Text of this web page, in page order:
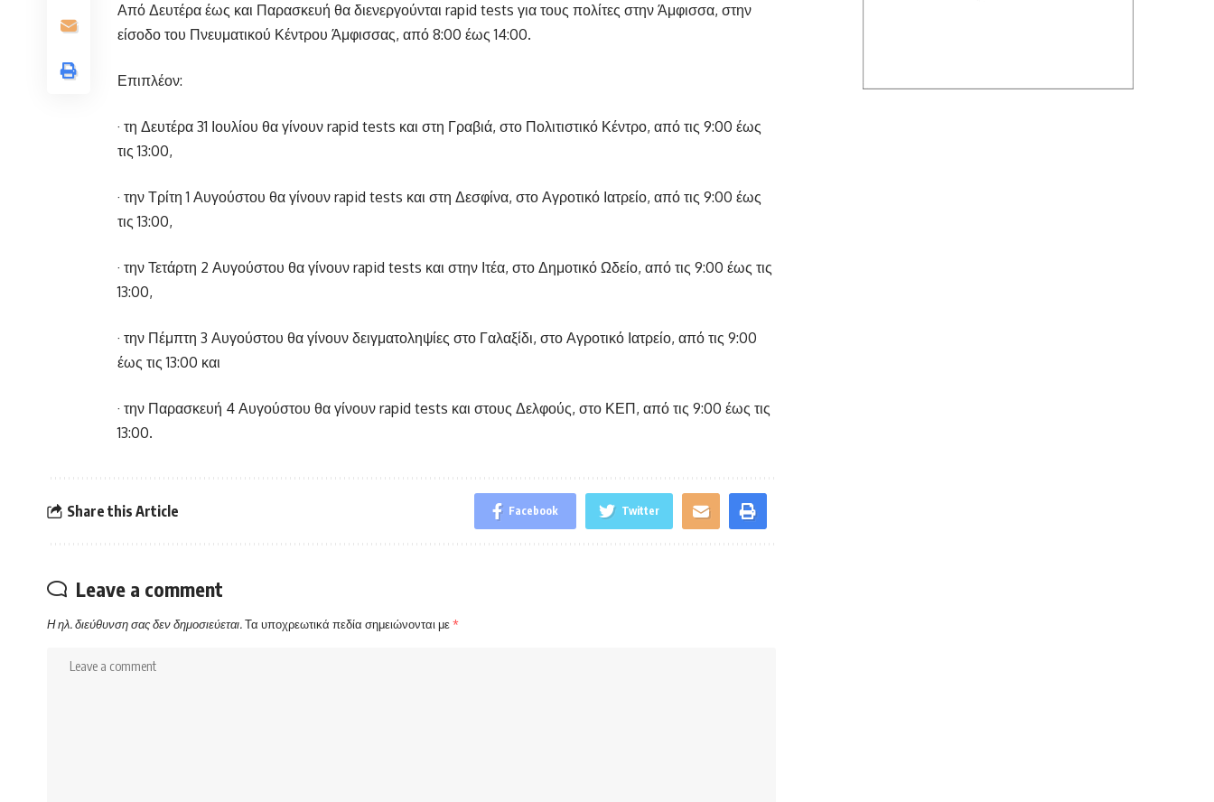
Από Δευτέρα έως και Παρασκευή θα διενεργούνται rapid tests για τους πολίτες στην Άμφισσα, στην
είσοδο του Πνευματικού Κέντρου Άμφισσας, από 8:00 έως 14:00.
Επιπλέον:
· τη Δευτέρα 31 Ιουλίου θα γίνουν rapid tests και στη Γραβιά, στο Πολιτιστικό Κέντρο, από τις 9:00 έως
τις 13:00,
· την Τρίτη 1 Αυγούστου θα γίνουν rapid tests και στη Δεσφίνα, στο Αγροτικό Ιατρείο, από τις 9:00 έως
τις 13:00,
· την Τετάρτη 2 Αυγούστου θα γίνουν rapid tests και στην Ιτέα, στο Δημοτικό Ωδείο, από τις 9:00 έως τις
13:00,
· την Πέμπτη 3 Αυγούστου θα γίνουν δειγματοληψίες στο Γαλαξίδι, στο Αγροτικό Ιατρείο, από τις 9:00
έως τις 13:00 και
· την Παρασκευή 4 Αυγούστου θα γίνουν rapid tests και στους Δελφούς, στο ΚΕΠ, από τις 9:00 έως τις
13:00.
Share this Article Facebook Twitter
Leave a comment
Η ηλ. διεύθυνση σας δεν δημοσιεύεται.Τα υποχρεωτικά πεδία σημειώνονται με*